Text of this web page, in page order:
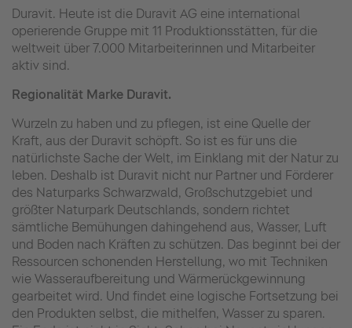
Duravit. Heute ist die Duravit AG eine international
operierende Gruppe mit 11 Produktionsstätten, für die
weltweit über 7.000 Mitarbeiterinnen und Mitarbeiter
aktiv sind.
Regionalität Marke Duravit.
Wurzeln zu haben und zu pflegen, ist eine Quelle der
Kraft, aus der Duravit schöpft. So ist es für uns die
natürlichste Sache der Welt, im Einklang mit der Natur zu
leben. Deshalb ist Duravit nicht nur Partner und Förderer
des Naturparks Schwarzwald, Großschutzgebiet und
größter Naturpark Deutschlands, sondern richtet
sämtliche Bemühungen dahingehend aus, Wasser, Luft
und Boden nach Kräften zu schützen. Das beginnt bei der
Ressourcen schonenden Herstellung, wo mit Techniken
wie Wasseraufbereitung und Wärmerückgewinnung
gearbeitet wird. Und findet eine logische Fortsetzung bei
den Produkten selbst, die mithelfen, Wasser zu sparen.